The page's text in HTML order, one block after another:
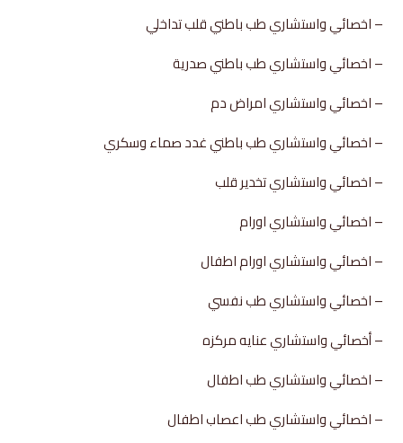
– اخصائي واستشاري طب باطني قلب تداخلي
– اخصائي واستشاري طب باطني صدرية
– اخصائي واستشاري امراض دم
– اخصائي واستشاري طب باطني غدد صماء وسكري
– اخصائي واستشاري تخدير قلب
– اخصائي واستشاري اورام
– اخصائي واستشاري اورام اطفال
– اخصائي واستشاري طب نفسي
– أخصائي واستشاري عنايه مركزه
– اخصائي واستشاري طب اطفال
– اخصائي واستشاري طب اعصاب اطفال